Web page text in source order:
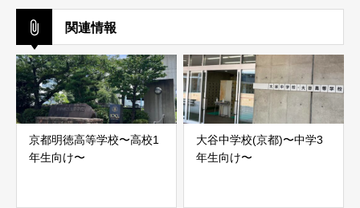
関連情報
京都明徳高等学校〜高校1
年生向け〜
大谷中学校(京都)〜中学3
年生向け〜